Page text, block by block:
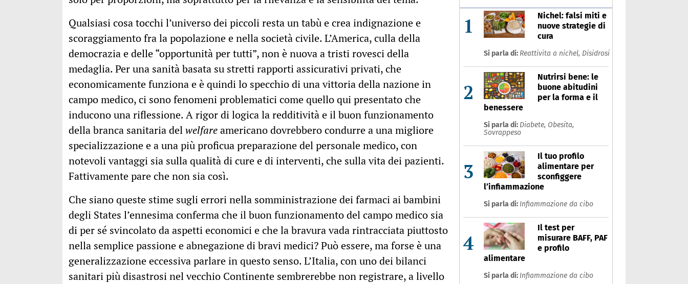
Qualsiasi cosa tocchi l’universo dei piccoli resta un tabù e crea indignazione e
scoraggiamento fra la popolazione e nella società civile. L’America, culla della
democrazia e delle “opportunità per tutti”, non è nuova a tristi rovesci della
medaglia. Per una sanità basata su stretti rapporti assicurativi privati, che
economicamente funziona e è quindi lo specchio di una vittoria della nazione in
campo medico, ci sono fenomeni problematici come quello qui presentato che
inducono una riflessione. A rigor di logica la redditività e il buon funzionamento
della branca sanitaria delwelfareamericano dovrebbero condurre a una migliore
specializzazione e a una più proficua preparazione del personale medico, con
notevoli vantaggi sia sulla qualità di cure e di interventi, che sulla vita dei pazienti.
Fattivamente pare che non sia così.
Che siano queste stime sugli errori nella somministrazione dei farmaci ai bambini
degli States l’ennesima conferma che il buon funzionamento del campo medico sia
di per sé svincolato da aspetti economici e che la bravura vada rintracciata piuttosto
nella semplice passione e abnegazione di bravi medici? Può essere, ma forse è una
generalizzazione eccessiva parlare in questo senso. L’Italia, con uno dei bilanci
sanitari più disastrosi nel vecchio Continente sembrerebbe non registrare, a livello
1
Nichel: falsi miti e
nuove strategie di
cura
Si parla di: Reattivita a nichel, Disidrosi
2
Nutrirsi bene: le
buone abitudini
per la forma e il
benessere
Si parla di: Diabete, Obesita,
Sovrappeso
3
Il tuo profilo
alimentare per
sconfiggere
l’infiammazione
Si parla di: Infiammazione da cibo
4
Il test per
misurare BAFF, PAF
e profilo
alimentare
Si parla di: Infiammazione da cibo